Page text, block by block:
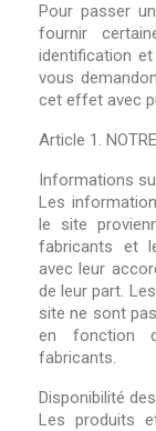
Pour passer
fournir
identification
vous
cet effet avec
Article 1.
Informations
Les
le site
fabricants et
avec leur
de leur part.
site ne sont
en fonction
fabricants.
Disponibilité
Les produits